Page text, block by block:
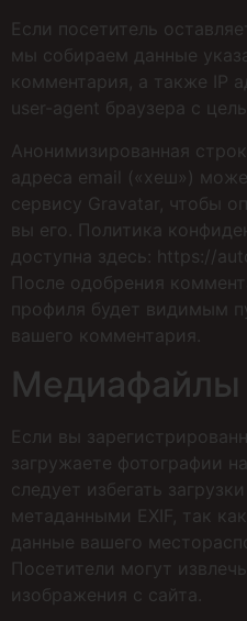
Если посетитель
мы собираем данные
комментария, а также IP
user-agent браузера с
Анонимизированная
адреса email («хеш»)
сервису Gravatar, чтобы
вы его. Политика
доступна здесь: https://
После одобрения
профиля будет видимым
вашего комментария.
Медиафайлы
Если вы
загружаете фотографии
следует избегать
метаданными EXIF, так
данные вашего
Посетители могут
изображения с сайта.